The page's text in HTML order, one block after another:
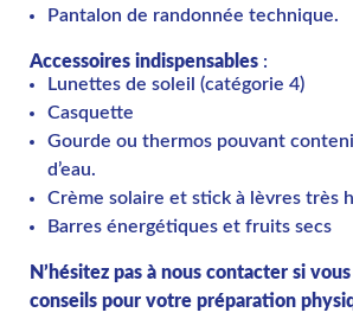
Pantalon de randonnée technique.
Accessoires indispensables :
Lunettes de soleil (catégorie 4)
Casquette
Gourde ou thermos pouvant
d’eau.
Crème solaire et stick à lèvres très
Barres énergétiques et fruits secs
N’hésitez pas à nous contacter si
conseils pour votre préparation